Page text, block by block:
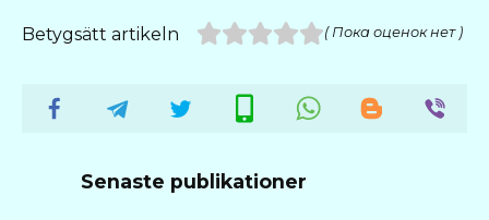
Betygsätt artikeln ( Пока оценок нет )
Senaste publikationer